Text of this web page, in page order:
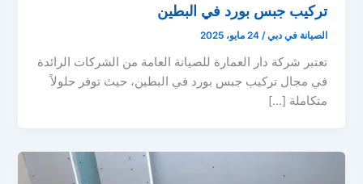
تركيب جبس بورد في البطين
الصيانة في دبي/24 مايو، 2025
تعتبر شركة دار العمارة للصيانة العامة من الشركات الرائدة
في مجال تركيب جبس بورد في البطين، حيث توفر حلولاً
متكاملة […]